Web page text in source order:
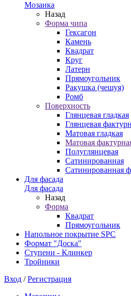
Мозаика
Назад
Форма чипа
Гексагон
Камень
Квадрат
Круг
Латерн
Прямоугольник
Ракушка (чешуя)
Ромб
Поверхность
Глянцевая гладкая
Глянцевая
Матовая гладкая
Матовая
Полуглянцевая
Сатинированная
Сатинированная
Для фасада
Для фасада
Назад
Форма
Квадрат
Прямоугольник
Напольное покрытие SPC
Формат "Доска"
Ступени - Клинкер
Тройники
Вход /Регистрация